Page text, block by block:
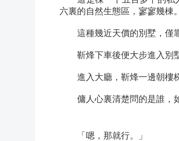
六裏的自然生態區，寥寥幾棟。
這種幾近天價的別墅，僅
靳烽下車後便大步進入別墅
進入大廳，靳烽一邊朝樓梯
傭人心裏清楚問的是誰，如
「嗯，那就行。」